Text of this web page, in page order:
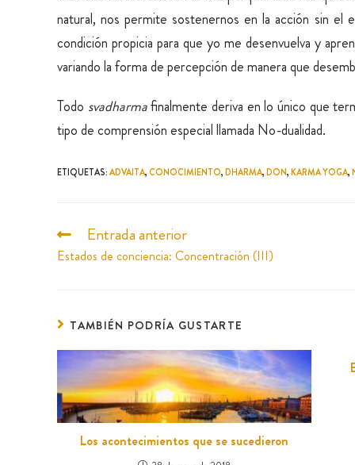
natural, nos permite sostenernos en la acción sin el
condición propicia para que yo me desenvuelva y
variando la forma de percepción de manera que
Todo svadharmafinalmente deriva en lo único que
tipo de comprensión especial llamada No-dualidad.
ETIQUETAS:ADVAITA,CONOCIMIENTO,DHARMA,DON,KARMA YOGA,
Entrada anterior
Estados de conciencia: Concentración (III)
TAMBIÉN PODRÍA GUSTARTE
Los acontecimientos que se sucedieron